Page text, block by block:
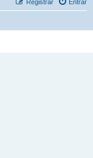
Entrar
Registrar